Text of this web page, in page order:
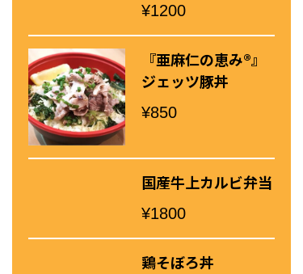
¥1200
『亜麻仁の恵み®』
ジェッツ豚丼
¥850
国産牛上カルビ弁当
¥1800
鶏そぼろ丼